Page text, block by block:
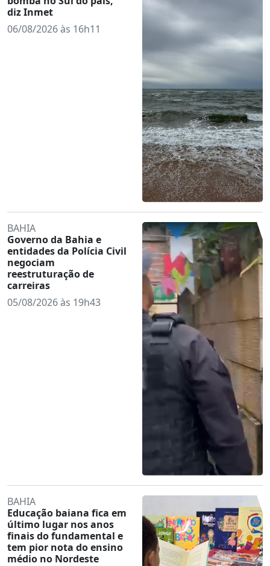
diz Inmet
06/08/2026 às 16h11
BAHIA
Governo da Bahia e
entidades da Polícia Civil
negociam
reestruturação de
carreiras
05/08/2026 às 19h43
BAHIA
Educação baiana fica em
último lugar nos anos
finais do fundamental e
tem pior nota do ensino
médio no Nordeste